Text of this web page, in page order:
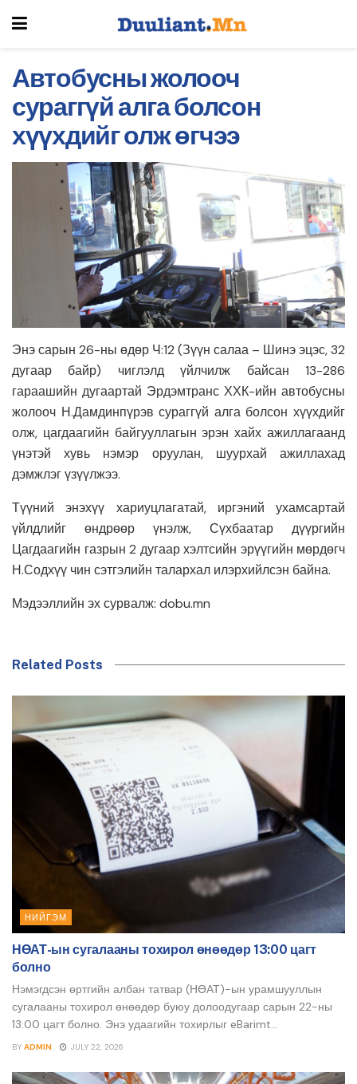
Автобусны жолооч
сураггүй алга болсон
хүүхдийг олж өгчээ
Энэ сарын 26-ны өдөр Ч:12 (Зүүн салаа – Шинэ эцэс, 32
дугаар байр) чиглэлд үйлчилж байсан 13-286
гараашийн дугаартай Эрдэмтранс ХХК-ийн автобусны
жолооч Н.Дамдинпүрэв сураггүй алга болсон хүүхдийг
олж, цагдаагийн байгууллагын эрэн хайх ажиллагаанд
үнэтэй хувь нэмэр оруулан, шуурхай ажиллахад
дэмжлэг үзүүлжээ.
Түүний энэхүү хариуцлагатай, иргэний ухамсартай
үйлдлийг өндрөөр үнэлж, Сүхбаатар дүүргийн
Цагдаагийн газрын 2 дугаар хэлтсийн эрүүгийн мөрдөгч
Н.Содхүү чин сэтгэлийн талархал илэрхийлсэн байна.
Мэдээллийн эх сурвалж: dobu.mn
Related Posts
НИЙГЭМ
НӨАТ-ын сугалааны тохирол өнөөдөр 13:00 цагт
болно
Нэмэгдсэн өртгийн албан татвар (НӨАТ)-ын урамшууллын
сугалааны тохирол өнөөдөр буюу долоодугаар сарын 22-ны
13:00 цагт болно. Энэ удаагийн тохирлыг eBarimt...
BY ADMIN JULY 22, 2026